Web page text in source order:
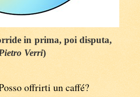
in prima, poi disputa,
Verri)
offrirti un caffé?